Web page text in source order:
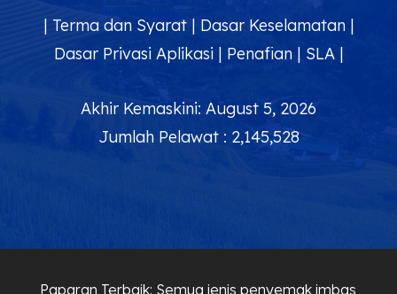
| Terma dan Syarat| Dasar Keselamatan|
Dasar Privasi Aplikasi| Penafian| SLA|
Akhir Kemaskini: August 5, 2026
Jumlah Pelawat : 2,145,528
Paparan Terbaik: Semua jenis penyemak imbas